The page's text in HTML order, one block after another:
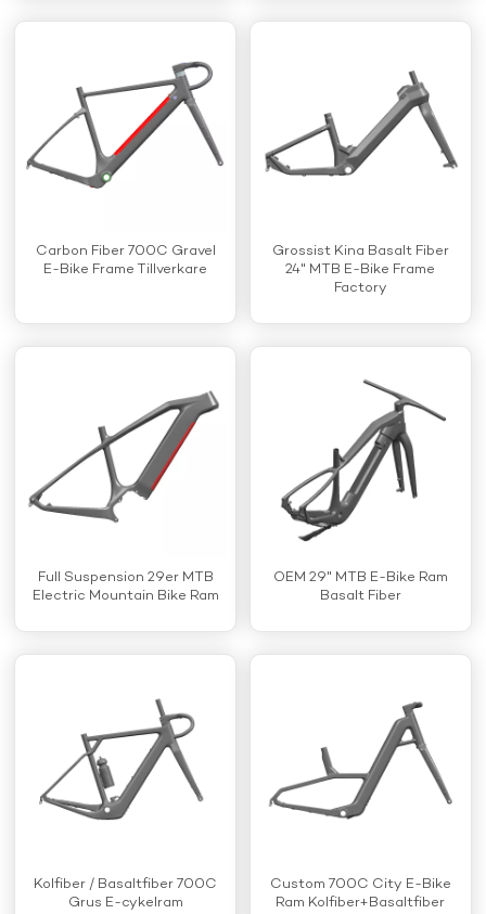
Carbon Fiber 700C Gravel
E-Bike Frame Tillverkare
Grossist Kina Basalt Fiber
24" MTB E-Bike Frame
Factory
Full Suspension 29er MTB
Electric Mountain Bike Ram
OEM 29" MTB E-Bike Ram
Basalt Fiber
Kolfiber / Basaltfiber 700C
Grus E-cykelram
Custom 700C City E-Bike
Ram Kolfiber+Basaltfiber